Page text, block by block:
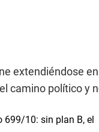
extendiéndose
camino político y
699/10: sin plan B, el